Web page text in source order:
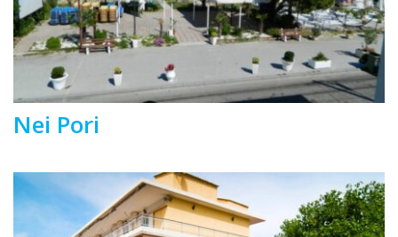
Nei Pori